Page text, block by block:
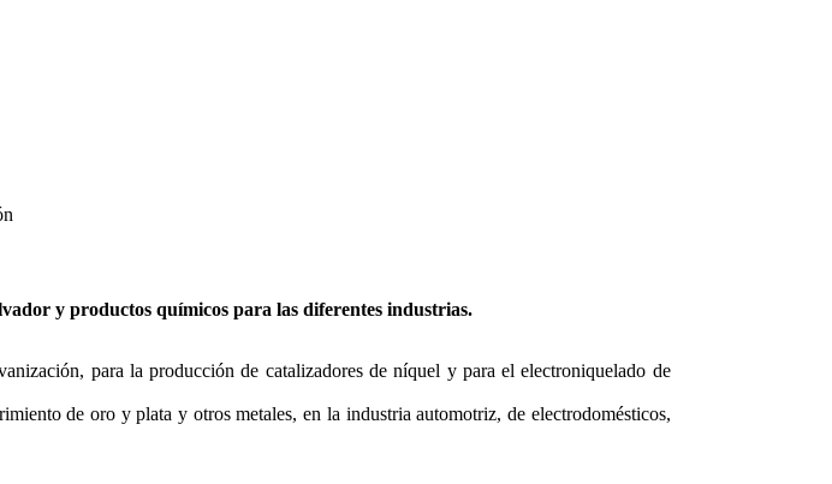
y productos químicos para las diferentes industrias.
para la producción de catalizadores de níquel y para el electroniquelado de
de oro y plata y otros metales, en la industria automotriz, de electrodomésticos,